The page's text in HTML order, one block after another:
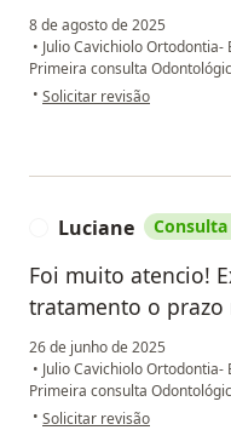
8 de agosto de 2025
• Julio Cavichiolo
Primeira consulta
• na opinião do utilizador
Solicitar revisão
Luciane
Foi muito atencio!
tratamento o
26 de junho de 2025
• Julio Cavichiolo
Primeira consulta
• na opinião do utilizador
Solicitar revisão